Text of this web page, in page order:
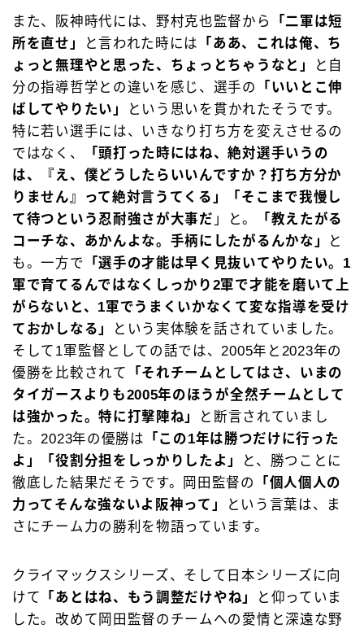
また、阪神時代には、野村克也監督から
「二軍は短
所を直せ」
と言われた時には
「ああ、これは俺、ち
ょっと無理やと思った、ちょっとちゃうなと」
と自
分の指導哲学との違いを感じ、選手の
「いいとこ伸
ばしてやりたい」
という思いを貫かれたそうです。
特に若い選手には、いきなり打ち方を変えさせるの
ではなく、
「頭打った時にはね、絶対選手いうの
は、『え、僕どうしたらいいんですか？打ち方分か
りません』って絶対言うてくる」「そこまで我慢し
て待つという忍耐強さが大事だ 」と。
「教えたがる
コーチな、あかんよな。手柄にしたがるんかな」
と
も。一方で 「選手の才能は早く見抜いてやりたい。1
軍で育てるんではなくしっかり2軍で才能を磨いて上
がらないと、1軍でうまくいかなくて変な指導を受け
ておかしなる」
という実体験を話されていました。
そして1軍監督としての話では、2005年と2023年の
優勝を比較されて
「それチームとしてはさ、いまの
タイガースよりも2005年のほうが全然チームとして
は強かった。特に打撃陣ね」
と断言されていまし
た。2023年の優勝は 「この1年は勝つだけに行った
よ」「役割分担をしっかりしたよ」
と、勝つことに
徹底した結果だそうです。岡田監督の
「個人個人の
力ってそんな強ないよ阪神って」
という言葉は、ま
さにチーム力の勝利を物語っています。
クライマックスシリーズ、そして日本シリーズに向
けて
「あとはね、もう調整だけやね」
と仰っていま
した。改めて岡田監督のチームへの愛情と深遠な野